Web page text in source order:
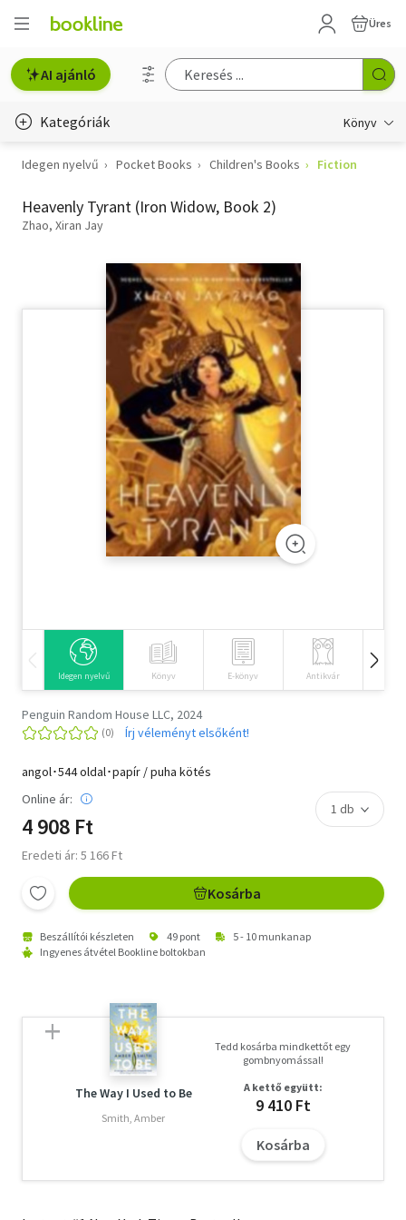
Üres
AI ajánló
Kategóriák Könyv
Életmód, egészség
Erotika
Hobbi, szabadidő
Szótár, nyelvkönyv
Tankönyv, segédkönyv
Társadalomtudomány
Természettudomány
Vallás
Idegen nyelvű Pocket Books Children's Books Fiction
Heavenly Tyrant (Iron Widow, Book 2)
Zhao, Xiran Jay
Idegen nyelvű Könyv E-könyv Antikvár
Penguin Random House LLC, 2024
Írj véleményt elsőként!
angol･544 oldal･papír / puha kötés
Online ár:
4 908 Ft
Eredeti ár: 5 166 Ft
Kosárba
Beszállítói készleten 49 pont
5 - 10 munkanap
Ingyenes átvétel Bookline boltokban
The Way I Used to Be
Smith, Amber
Tedd kosárba mindkettőt egy
gombnyomással!
A kettő együtt:
9 410 Ft
Kosárba